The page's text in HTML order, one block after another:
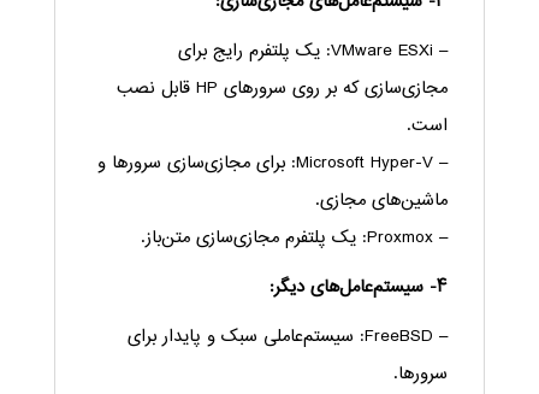
– VMware ESXi: یک پلتفرم رایج برای
مجازی‌سازی که بر روی سرورهای HP قابل نصب
است.
– Microsoft Hyper-V: برای مجازی‌سازی سرورها و
ماشین‌های مجازی.
– Proxmox: یک پلتفرم مجازی‌سازی متن‌باز.
۴- سیستم‌عامل‌های دیگر:
– FreeBSD: سیستم‌عاملی سبک و پایدار برای
سرورها.